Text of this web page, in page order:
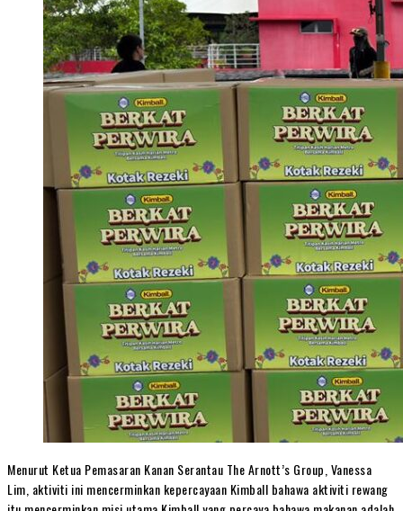
Menurut Ketua Pemasaran Kanan Serantau The Arnott’s Group, Vanessa
Lim, aktiviti ini mencerminkan kepercayaan Kimball bahawa aktiviti rewang